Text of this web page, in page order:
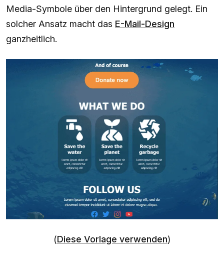
Media-Symbole über den Hintergrund gelegt. Ein
solcher Ansatz macht das E-Mail-Design
ganzheitlich.
(Diese Vorlage verwenden)